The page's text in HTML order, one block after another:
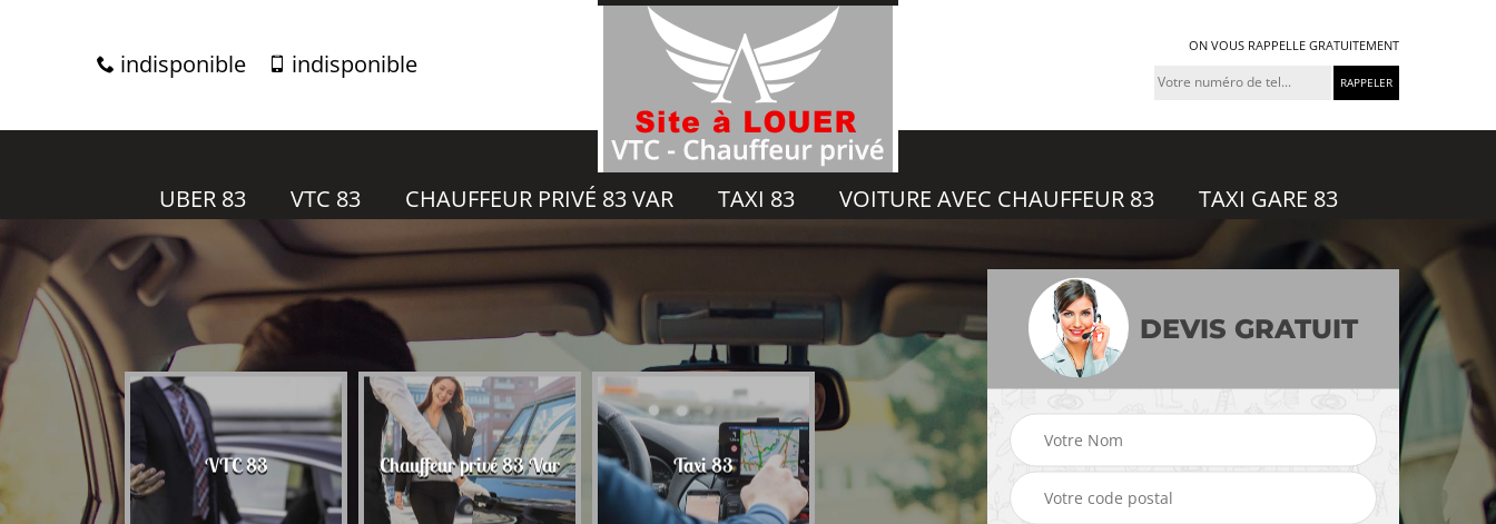
indisponible indisponible
ON VOUS RAPPELLE GRATUITEMENT
UBER 83 VTC 83 CHAUFFEUR PRIVÉ 83 VAR TAXI 83 VOITURE AVEC CHAUFFEUR 83 TAXI GARE 83
83 VTC 83 Chauffeur privé 83 Var Taxi 83 Voiture avec chauffeur
83 Taxi gare 83 Uber 83
DEVIS GRATUIT